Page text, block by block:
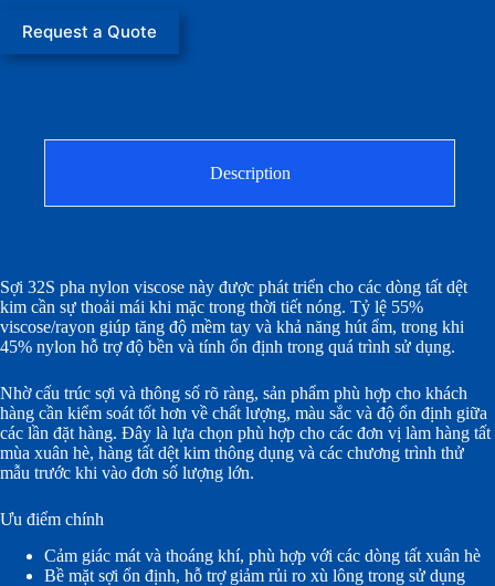
Request a Quote
Description
Sợi 32S pha nylon viscose này được phát triển cho các dòng tất dệt
kim cần sự thoải mái khi mặc trong thời tiết nóng. Tỷ lệ 55%
viscose/rayon giúp tăng độ mềm tay và khả năng hút ẩm, trong khi
45% nylon hỗ trợ độ bền và tính ổn định trong quá trình sử dụng.
Nhờ cấu trúc sợi và thông số rõ ràng, sản phẩm phù hợp cho khách
hàng cần kiểm soát tốt hơn về chất lượng, màu sắc và độ ổn định giữa
các lần đặt hàng. Đây là lựa chọn phù hợp cho các đơn vị làm hàng tất
mùa xuân hè, hàng tất dệt kim thông dụng và các chương trình thử
mẫu trước khi vào đơn số lượng lớn.
Ưu điểm chính
Cảm giác mát và thoáng khí, phù hợp với các dòng tất xuân hè
Bề mặt sợi ổn định, hỗ trợ giảm rủi ro xù lông trong sử dụng